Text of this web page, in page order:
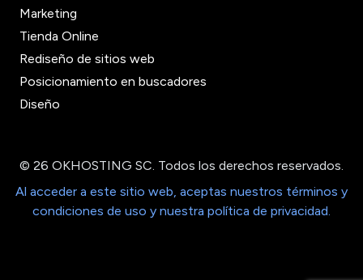
Marketing
Tienda Online
Rediseño de sitios web
Posicionamiento en buscadores
Diseño
© 26 OKHOSTING SC. Todos los derechos reservados.
Al acceder a este sitio web, aceptas nuestros términos y
condiciones de uso y nuestra política de privacidad.